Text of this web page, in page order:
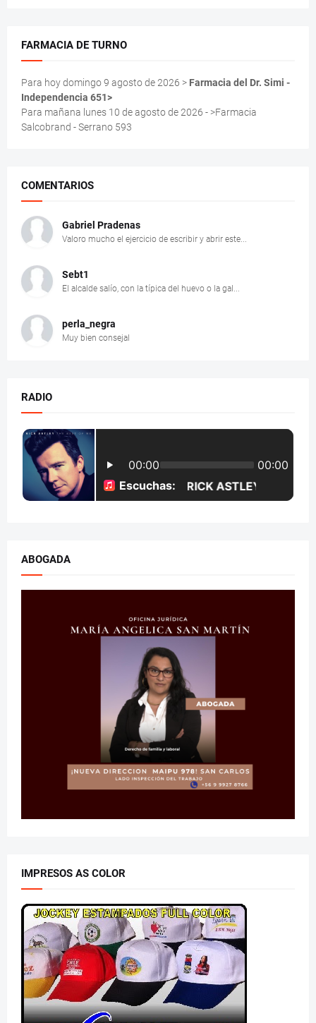
FARMACIA DE TURNO
Para hoy domingo 9 agosto de 2026 > Farmacia del Dr. Simi -
Independencia 651>
Para mañana lunes 10 de agosto de 2026 - >Farmacia
Salcobrand - Serrano 593
COMENTARIOS
Gabriel Pradenas
Valoro mucho el ejercicio de escribir y abrir este...
Sebt1
El alcalde salío, con la típica del huevo o la gal...
perla_negra
Muy bien consejal
RADIO
ABOGADA
IMPRESOS AS COLOR